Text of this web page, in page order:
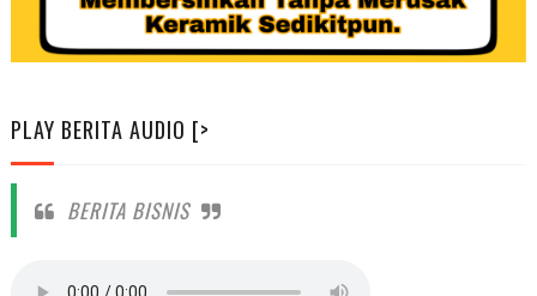
PLAY BERITA AUDIO [>
BERITA BISNIS